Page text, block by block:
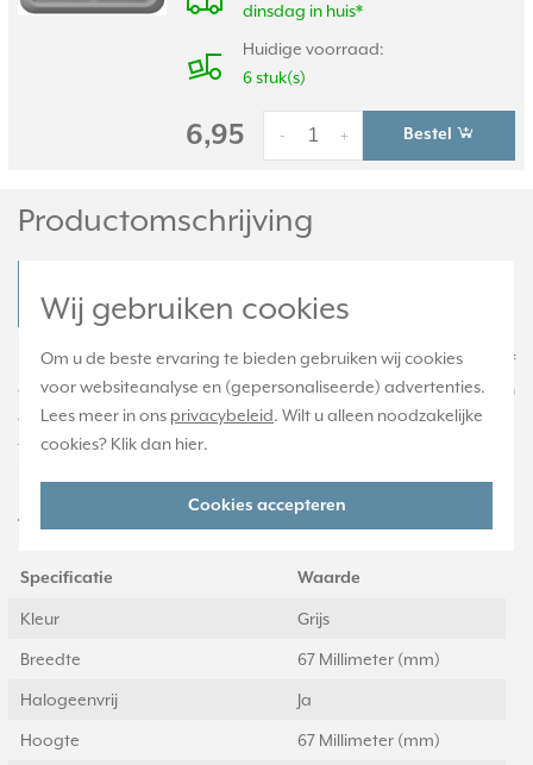
Wij gebruiken cookies
Om u de beste ervaring te bieden gebruiken wij cookies
voor websiteanalyse en (gepersonaliseerde) advertenties.
Lees meer in ons privacybeleid. Wilt u alleen noodzakelijke
cookies? Klik dan hier.
Cookies accepteren
dinsdag in huis*
Huidige voorraad:
6 stuk(s)
6,95 +
- Bestel
Productomschrijving
JUNG CD 590 KL LAN GR Productdatablad
Klapdeksel met 'LAN' symbool, wordt geleverd inclusief
centraalplaat. Geschikt voor de aansluitdozen UAE 8-8 UPO en
de UAE 8-8 UPOK6. Gemaakt van slagvast, hoogglanzend
thermoplast. Excl. binnenwerk en afdekraam. Serie: CD 500,
Technische specificaties
Specificatie Waarde
Kleur Grijs
Breedte 67 Millimeter (mm)
Halogeenvrij Ja
Hoogte 67 Millimeter (mm)